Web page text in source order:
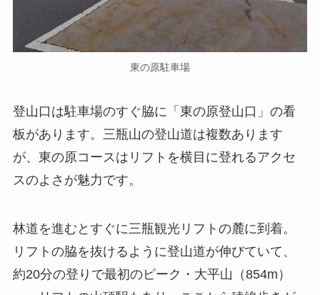
東の原駐車場
登山口は駐車場のすぐ脇に「東の原登山口」の看
板があります。三瓶山の登山道は複数あります
が、東の原コースはリフトを横目に登れるアクセ
スのよさが魅力です。
林道を進むとすぐに三瓶観光リフトの麓に到着。
リフトの脇を抜けるように登山道が伸びていて、
約20分の登りで最初のピーク・大平山（854m）